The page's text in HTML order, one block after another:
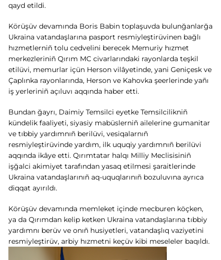
qayd etildi.
Körüşüv devamında Boris Babin toplaşuvda bulunğanlarğa
Ukraina vatandaşlarına pasport resmiyleştirüvinen bağlı
hızmetlerniñ tolu cedvelini berecek Memuriy hızmet
merkezleriniñ Qırım MC civarlarındaki rayonlarda teşkil
etilüvi, memurlar içün Herson vilâyetinde, yani Geniçesk ve
Çaplınka rayonlarında, Herson ve Kahovka şeerlerinde yañı
iş yerleriniñ açıluvı aqqında haber etti.
Bundan ğayrı, Daimiy Temsilci eyetke Temsilcilikniñ
kündelik faaliyeti, siyasiy mabüslerniñ ailelerine gumanitar
ve tıbbiy yardımnıñ berilüvi, vesiqalarnıñ
resmiyleştirüvinde yardım, ilk uquqiy yardımnıñ berilüvi
aqqında ikâye etti. Qırımtatar halqı Milliy Meclisisiniñ
işğalci akimiyet tarafından yasaq etilmesi şaraitlerinde
Ukraina vatandaşlarınıñ aq-uquqlarınıñ bozuluvına ayrıca
diqqat ayırıldı.
Körüşüv devamında memleket içinde mecburen köçken,
ya da Qırımdan kelip ketken Ukraina vatandaşlarına tıbbiy
yardımnı berüv ve onıñ husiyetleri, vatandaşlıq vaziyetini
resmiyleştirüv, arbiy hızmetni keçüv kibi meseleler baqıldı.